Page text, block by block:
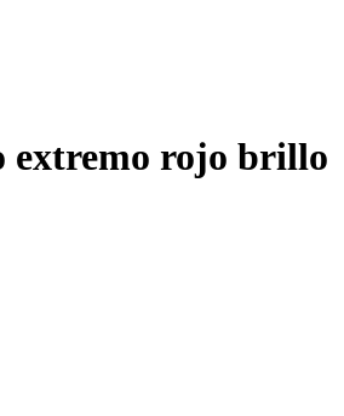
extremo rojo brillo